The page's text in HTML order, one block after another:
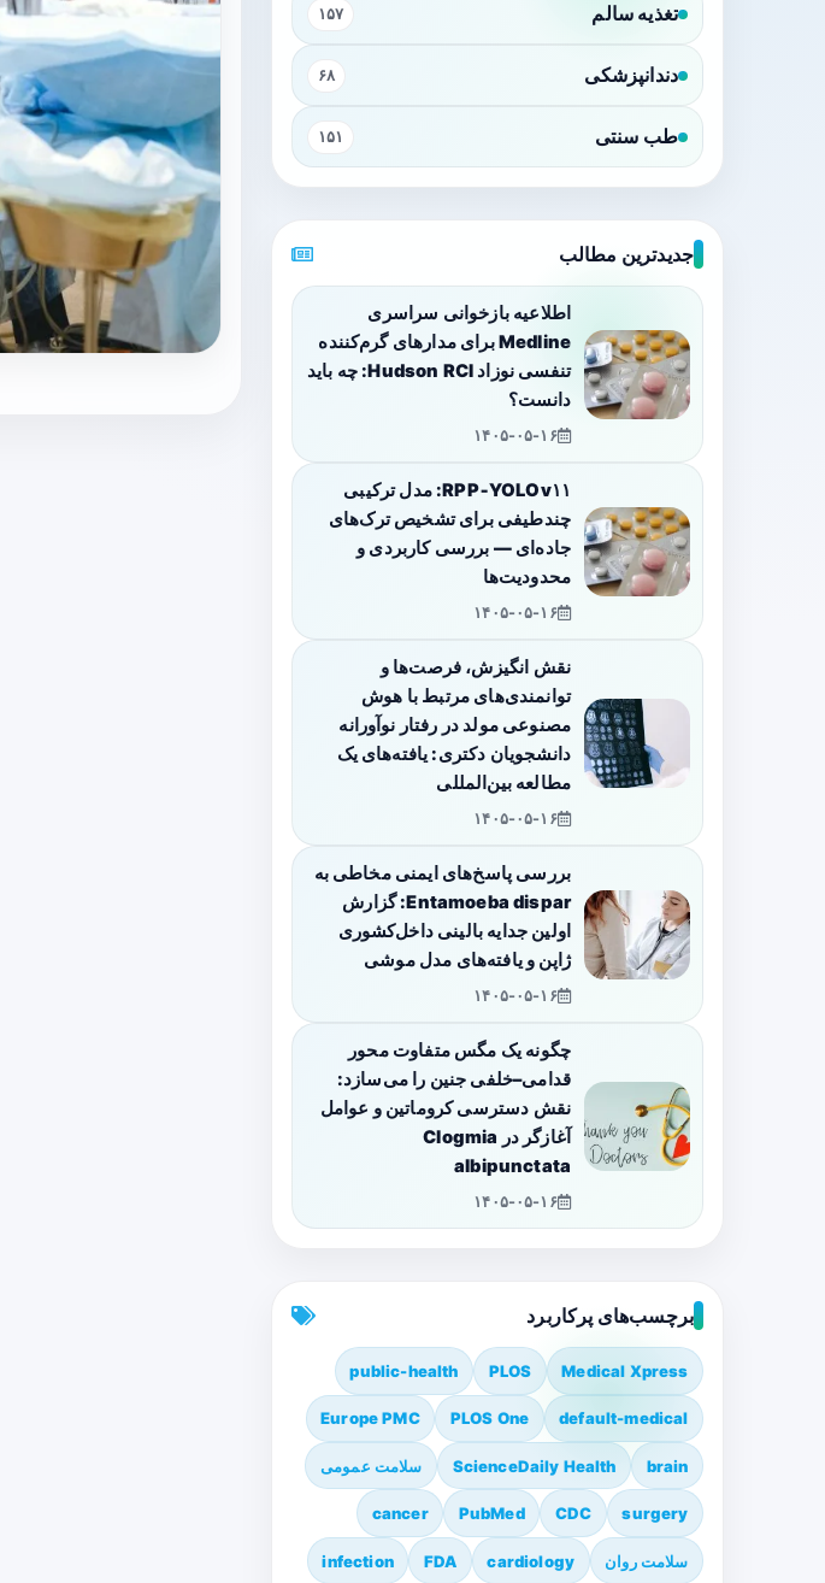
تغذیه سالم ۱۵۷
دندانپزشکی ۶۸
طب سنتی ۱۵۱
جدیدترین مطالب
اطلاعیه بازخوانی سراسری
Medline برای مدارهای گرم‌کننده
تنفسی نوزاد Hudson RCI: چه باید
دانست؟
۱۴۰۵-۰۵-۱۶
RPP‑YOLOv۱۱: مدل ترکیبی
چندطیفی برای تشخیص ترک‌های
جاده‌ای — بررسی کاربردی و
محدودیت‌ها
۱۴۰۵-۰۵-۱۶
نقش انگیزش، فرصت‌ها و
توانمندی‌های مرتبط با هوش
مصنوعی مولد در رفتار نوآورانه
دانشجویان دکتری: یافته‌های یک
مطالعه بین‌المللی
۱۴۰۵-۰۵-۱۶
بررسی پاسخ‌های ایمنی مخاطی به
Entamoeba dispar: گزارش
اولین جدایه بالینی داخل‌کشوری
ژاپن و یافته‌های مدل موشی
۱۴۰۵-۰۵-۱۶
چگونه یک مگس متفاوت محور
قدامی–خلفی جنین را می‌سازد:
نقش دسترسی کروماتین و عوامل
آغازگر در Clogmia
albipunctata
۱۴۰۵-۰۵-۱۶
برچسب‌های پرکاربرد
Medical Xpress
PLOS
public-health
default-medical
PLOS One
Europe PMC
brain
ScienceDaily Health سلامت عمومی
surgery
CDC
PubMed
cancer
سلامت روان cardiology
FDA
infection